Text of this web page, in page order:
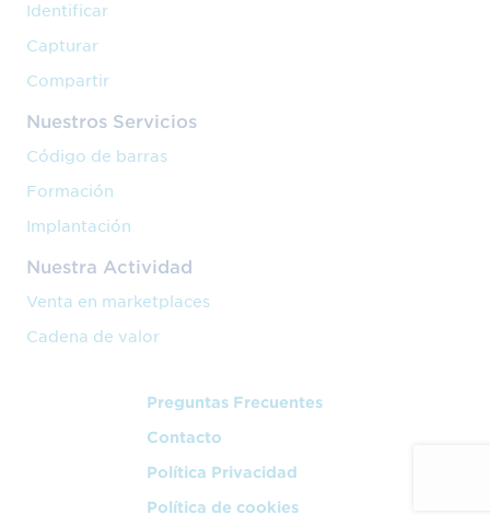
Identificar
Capturar
Compartir
Nuestros Servicios
Código de barras
Formación
Implantación
Nuestra Actividad
Venta en marketplaces
Cadena de valor
Preguntas Frecuentes
Contacto
Política Privacidad
Política de cookies